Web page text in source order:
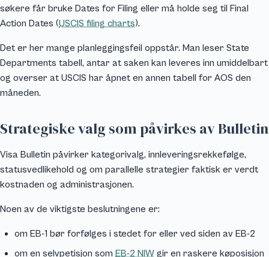
søkere får bruke Dates for Filing eller må holde seg til Final
Action Dates (USCIS filing charts).
Det er her mange planleggingsfeil oppstår. Man leser State
Departments tabell, antar at saken kan leveres inn umiddelbart
og overser at USCIS har åpnet en annen tabell for AOS den
måneden.
Strategiske valg som påvirkes av Bulletin
Visa Bulletin påvirker kategorivalg, innleveringsrekkefølge,
statusvedlikehold og om parallelle strategier faktisk er verdt
kostnaden og administrasjonen.
Noen av de viktigste beslutningene er:
om EB-1 bør forfølges i stedet for eller ved siden av EB-2
om en selvpetisjon som EB-2 NIW gir en raskere køposisjon